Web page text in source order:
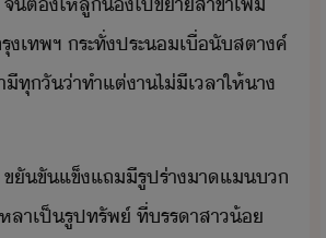
เทพฯ​ ​ระทั่​ประ​เื่​ั​สตาค์​
ทุั​่า​ทำ​แต่า​ไ่ีเลา​ให้​า​
ัขัแข็​แถ​ี​รูปร่า​า​แ​​
า​เป็​รูป​ทรัพ์​ ​ที่​รรา​สา้​